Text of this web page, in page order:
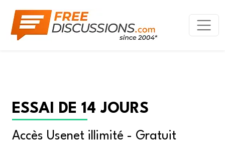
ESSAI DE 14 JOURS
Accès Usenet illimité - Gratuit